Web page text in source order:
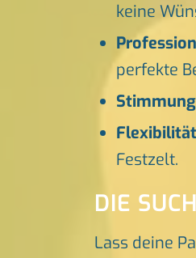
keine
perfekte
Flexibilität
Festzelt.
DIE
Lass deine